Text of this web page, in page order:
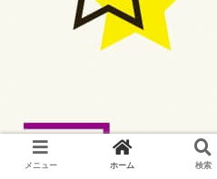
メニュー ホーム 検索